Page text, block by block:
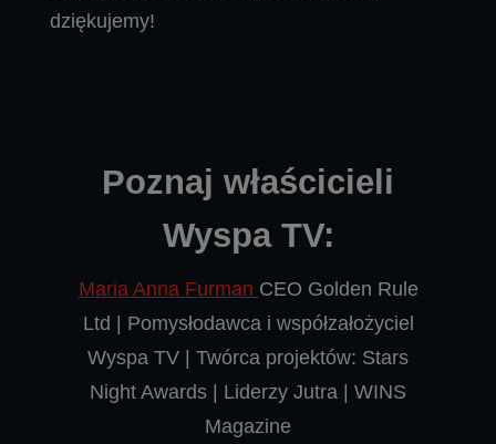
dziękujemy!
Poznaj właścicieli
Wyspa TV:
Maria Anna Furman CEO Golden Rule
Ltd | Pomysłodawca i współzałożyciel
Wyspa TV | Twórca projektów: Stars
Night Awards | Liderzy Jutra | WINS
Magazine